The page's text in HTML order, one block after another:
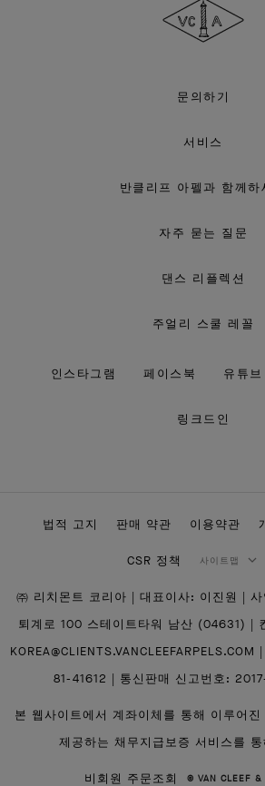
프
아
펠
문의하기
서비스
반클리프 아펠과 함께하
자주 묻는 질문
댄스 리플렉션
주얼리 스쿨 레꼴
인스타그램 페이스북 유튜브
링크드인
법적 고지 판매 약관 이용약관
CSR 정책 사이트맵
㈜ 리치몬트 코리아 | 대표이사: 이진원 |
퇴계로 100 스테이트타워 남산 (04631) |
81-41612 | 통신판매 신고번호:
본 웹사이트에서 계좌이체를 통해 이루어진
제공하는 채무지급보증 서비스를
비회원 주문조회 © VAN CLEEF